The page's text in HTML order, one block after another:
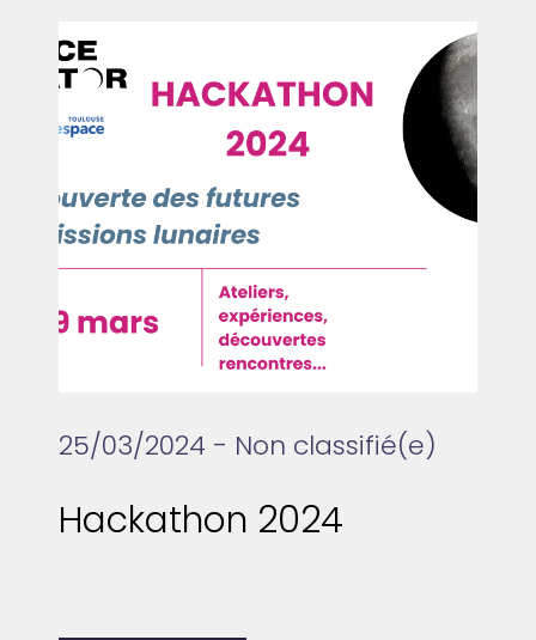
25/03/2024 - Non classifié(e)
Hackathon 2024